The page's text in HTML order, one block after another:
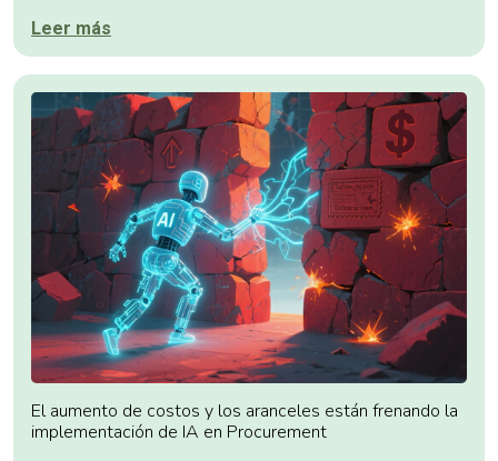
Leer más
El aumento de costos y los aranceles están frenando la
implementación de IA en Procurement